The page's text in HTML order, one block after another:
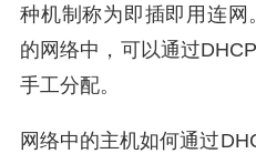
种机制称为即插即用连
的网络中，可以通过
手工分配。
网络中的主机如何通过